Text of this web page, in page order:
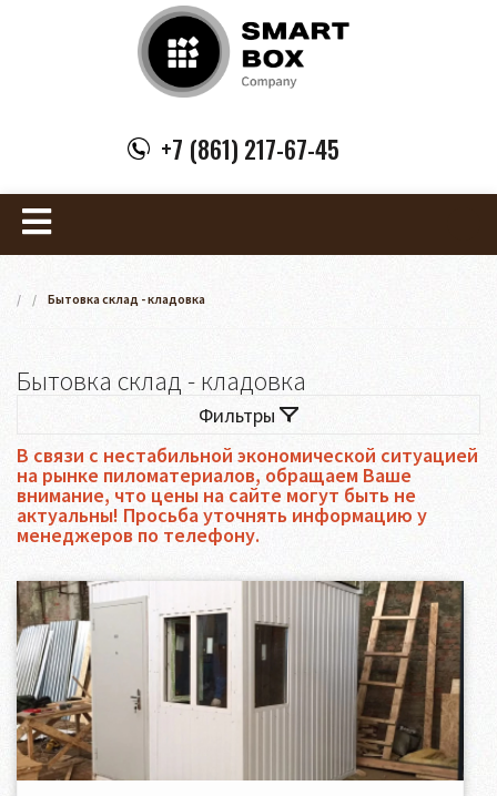
+7 (861) 217-67-45
/ / Бытовка склад - кладовка
Бытовка склад - кладовка
Фильтры
В связи с нестабильной экономической ситуацией
на рынке пиломатериалов, обращаем Ваше
внимание, что цены на сайте могут быть не
актуальны! Просьба уточнять информацию у
менеджеров по телефону.